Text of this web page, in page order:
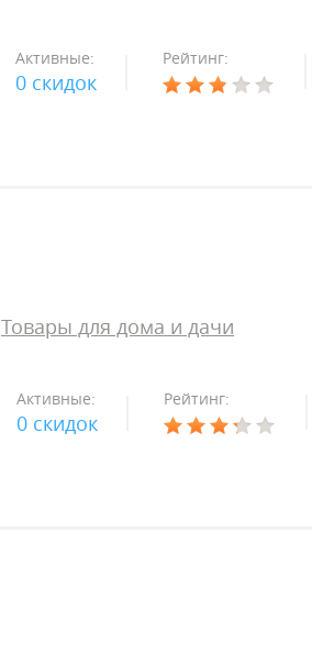
Активные:
0 скидок
Рейтинг:
Товары для дома и дачи
Активные:
0 скидок
Рейтинг: